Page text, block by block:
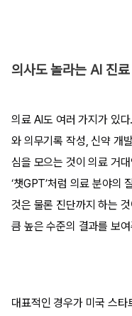
의사도 놀라는 AI 진료
의료 AI도 여러 가지가 있
와 의무기록 작성, 신약 개
심을 모으는 것이 의료 거
‘챗GPT’처럼 의료 분야의
것은 물론 진단까지 하는
큼 높은 수준의 결과를 보
대표적인 경우가 미국 스타